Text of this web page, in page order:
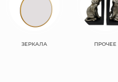
ЗЕРКАЛА ПРОЧЕЕ